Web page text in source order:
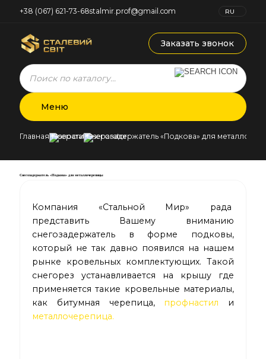
+38 (067) 621-73-68stalmir.prof@gmail.com
RU
Заказать звонок
Products
search
Меню
Главная Новости Снегозадержатель «Подкова» для
Снегозадержатель «Подкова» для металлочерепицы
Компания «Стальной Мир» рада
представить Вашему вниманию
снегозадержатель в форме подковы,
который не так давно появился на нашем
рынке кровельных комплектующих. Такой
снегорез устанавливается на крышу где
применяется такие кровельные материалы,
как битумная черепица, профнастил и
металлочерепица.